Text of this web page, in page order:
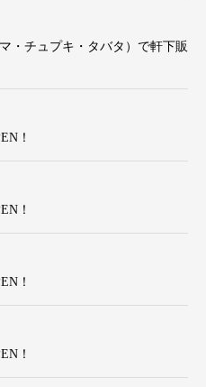
・チュプキ・タバタ）で軒下販
！
！
！
！